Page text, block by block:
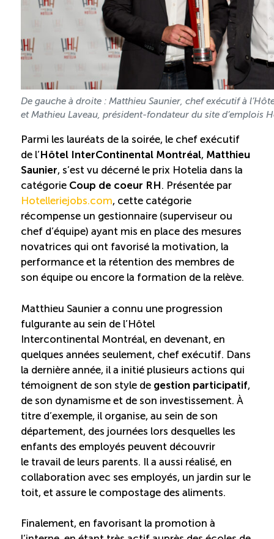
Bilan et reconnaissance des acquis
Initiatives
Destination IA
Diagnostic Nord-du-Québec
Programme de francisation
Métiers et carrières en tourisme
Norme entretien ménager
Boomerang
Chantier sur la saisonnalité
Bassins de main-d’oeuvre diversifiés
Devenir membre
Catalogue de formations en ligne
EN
INFOLETTRE
NOUVELLES
De gauche à droite : Matthieu Saunier, chef exécutif à
et Mathieu Laveau, président-fondateur du site d’emplois
Parmi les lauréats de la soirée, le chef exécutif
de l’Hôtel InterContinental Montréal, Matthieu
Saunier, s’est vu décerné le prix Hotelia dans la
catégorie Coup de coeur RH. Présentée par
Hotelleriejobs.com, cette catégorie
récompense un gestionnaire (superviseur ou
chef d’équipe) ayant mis en place des mesures
novatrices qui ont favorisé la motivation, la
performance et la rétention des membres de
son équipe ou encore la formation de la relève.
Matthieu Saunier a connu une progression
fulgurante au sein de l’Hôtel
Intercontinental Montréal, en devenant, en
quelques années seulement, chef exécutif. Dans
la dernière année, il a initié plusieurs actions qui
témoignent de son style de gestion participatif,
de son dynamisme et de son investissement. À
titre d’exemple, il organise, au sein de son
département, des journées lors desquelles les
enfants des employés peuvent découvrir
le travail de leurs parents. Il a aussi réalisé, en
collaboration avec ses employés, un jardin sur le
toit, et assure le compostage des aliments.
Finalement, en favorisant la promotion à